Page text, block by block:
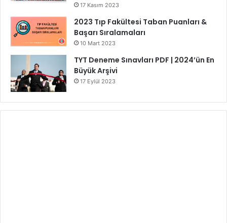
17 Kasım 2023
2023 Tıp Fakültesi Taban Puanları &
Başarı Sıralamaları
10 Mart 2023
TYT Deneme Sınavları PDF | 2024’ün En
Büyük Arşivi
17 Eylül 2023